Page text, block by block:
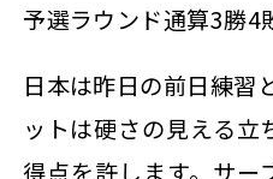
予選ラウンド通算3勝4
日本は昨日の前日練習
ットは硬さの見える立
得点を許します。サー